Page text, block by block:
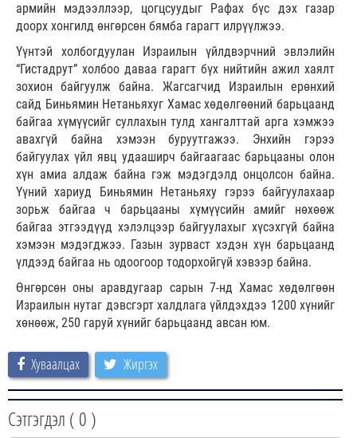
армийн мэдээллээр, цогцсуудыг Рафах бүс дэх газар
доорх хонгилд өнгөрсөн бямба гарагт илрүүлжээ.
Үүнтэй холбогдуулан Израилын үйлдвэрчний эвлэлийн
“Гистадрут” холбоо даваа гарагт бүх нийтийн ажил хаялт
зохион байгуулж байна. Жагсагчид Израилын ерөнхий
сайд Биньямин Нетаньяхуг Хамас хөдөлгөөний барьцаанд
байгаа хүмүүсийг суллахын тулд хангалттай арга хэмжээ
авахгүй байна хэмээн буруутгажээ. Энхийн гэрээ
байгуулах үйл явц удааширч байгаагаас барьцааны олон
хүн амиа алдаж байна гэж мэдэгдэлд онцолсон байна.
Үүний хариуд Биньямин Нетаньяху гэрээ байгуулахаар
зорьж байгаа ч барьцааны хүмүүсийн амийг нөхөөж
байгаа этгээдүүд хэлэлцээр байгуулахыг хүсэхгүй байна
хэмээн мэдэгджээ. Газын зурваст хэдэн хүн барьцаанд
үлдээд байгаа нь одоогоор тодорхойгүй хэвээр байна.
Өнгөрсөн оны аравдугаар сарын 7-нд Хамас хөдөлгөөн
Израилын нутаг дэвсгэрт халдлага үйлдэхдээ 1200 хүнийг
хөнөөж, 250 гаруй хүнийг барьцаанд авсан юм.
Хуваалцах Жиргэх
Сэтгэгдэл ( 0 )